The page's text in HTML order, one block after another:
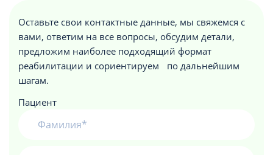
Оставьте свои контактные данные, мы свяжемся с
вами, ответим на все вопросы, обсудим детали,
предложим наиболее подходящий формат
реабилитации и сориентируем по дальнейшим
шагам.
Пациент